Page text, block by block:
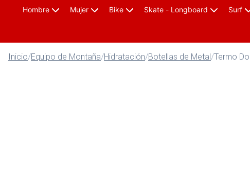
Hombre Mujer Bike Skate - Longboard Surf
Inicio/Equipo de Montaña/Hidratación/Botellas de Metal/Termo